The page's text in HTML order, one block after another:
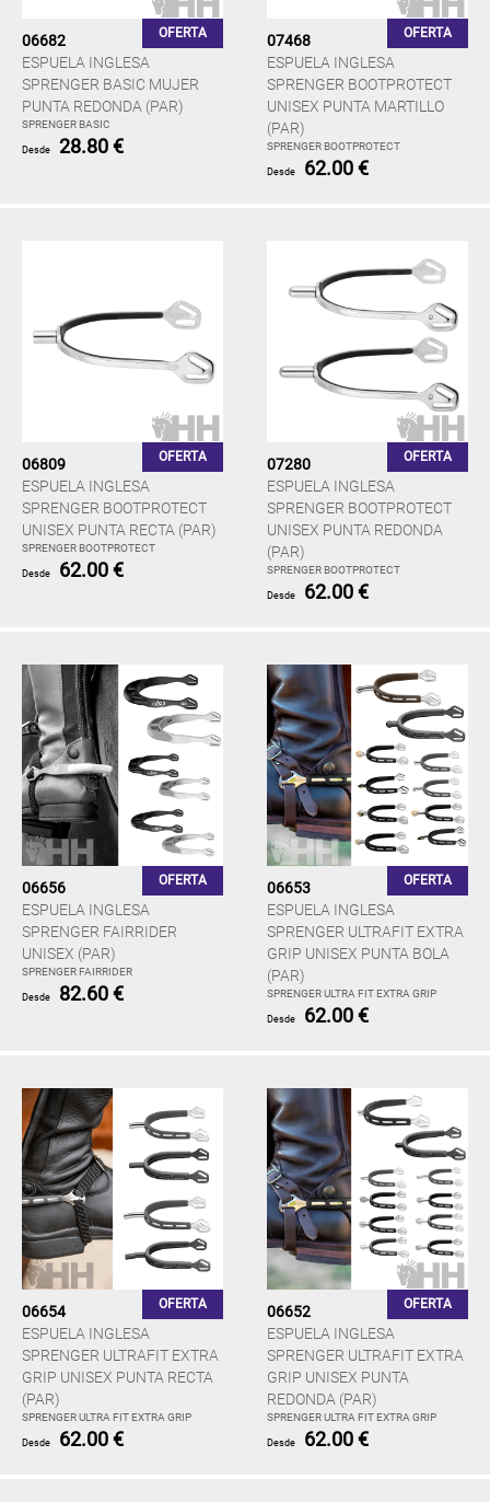
06682 OFERTA
ESPUELA INGLESA
SPRENGER BASIC MUJER
PUNTA REDONDA (PAR)
SPRENGER BASIC
Desde 28.80 €
07468 OFERTA
ESPUELA INGLESA
SPRENGER BOOTPROTECT
UNISEX PUNTA MARTILLO
(PAR)
SPRENGER BOOTPROTECT
Desde 62.00 €
06809 OFERTA
ESPUELA INGLESA
SPRENGER BOOTPROTECT
UNISEX PUNTA RECTA (PAR)
SPRENGER BOOTPROTECT
Desde 62.00 €
07280 OFERTA
ESPUELA INGLESA
SPRENGER BOOTPROTECT
UNISEX PUNTA REDONDA
(PAR)
SPRENGER BOOTPROTECT
Desde 62.00 €
06656 OFERTA
ESPUELA INGLESA
SPRENGER FAIRRIDER
UNISEX (PAR)
SPRENGER FAIRRIDER
Desde 82.60 €
06653 OFERTA
ESPUELA INGLESA
SPRENGER ULTRAFIT EXTRA
GRIP UNISEX PUNTA BOLA
(PAR)
SPRENGER ULTRA FIT EXTRA GRIP
Desde 62.00 €
06654 OFERTA
ESPUELA INGLESA
SPRENGER ULTRAFIT EXTRA
GRIP UNISEX PUNTA RECTA
(PAR)
SPRENGER ULTRA FIT EXTRA GRIP
Desde 62.00 €
06652 OFERTA
ESPUELA INGLESA
SPRENGER ULTRAFIT EXTRA
GRIP UNISEX PUNTA
REDONDA (PAR)
SPRENGER ULTRA FIT EXTRA GRIP
Desde 62.00 €